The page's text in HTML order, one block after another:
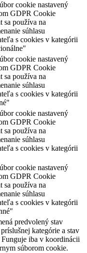
cookie nastavený
GDPR Cookie
sa používa na
súhlasu
s cookies v kategórii
cookie nastavený
GDPR Cookie
sa používa na
súhlasu
s cookies v kategórii
cookie nastavený
GDPR Cookie
sa používa na
súhlasu
s cookies v kategórii
cookie nastavený
GDPR Cookie
sa používa na
súhlasu
s cookies v kategórii
predvolený stav
kategórie a stav
iba v koordinácii
súborom cookie.